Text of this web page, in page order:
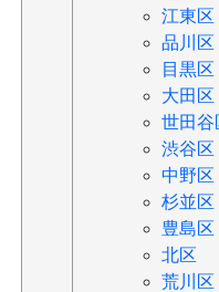
江東区
品川区
目黒区
大田区
世田谷
渋谷区
中野区
杉並区
豊島区
北区
荒川区